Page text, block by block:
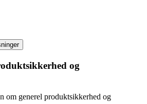
og
om generel produktsikkerhed og